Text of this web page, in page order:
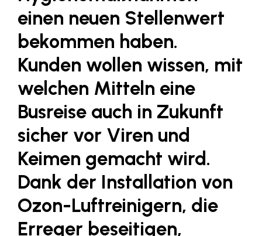
FRoSTA
FV Energierohstoff & Kraftstoff
Gardena
Gas Connect Austria
GBV - Verband gemeinnütziger
Heimat Österreich
ikp
Johnson & Johnson
JELD-WEN DANA
kosaplaner
einen neuen Stellenwert
bekommen haben.
Kunden wollen wissen, mit
welchen Mitteln eine
Busreise auch in Zukunft
sicher vor Viren und
Keimen gemacht wird.
Dank der Installation von
Ozon-Luftreinigern, die
Erreger beseitigen,